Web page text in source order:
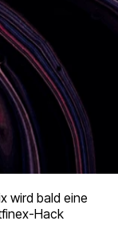
wird bald eine
Hack